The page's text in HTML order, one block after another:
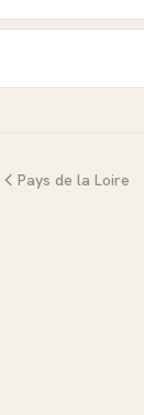
Pays de la Loire